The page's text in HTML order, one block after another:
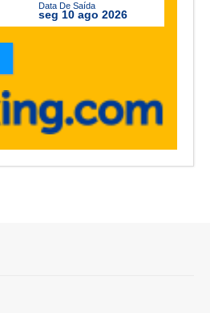
Data De Saída
seg 10 ago 2026